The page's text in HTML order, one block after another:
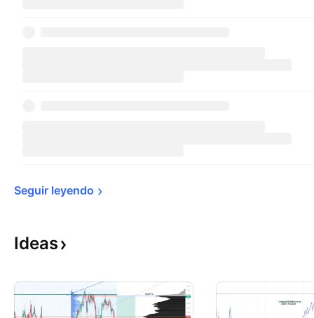
Seguir leyendo
Ideas